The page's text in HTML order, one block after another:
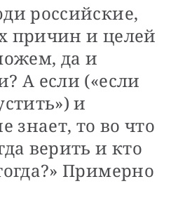
российские,
причин и целей
да и
А если («если
и
знает, то во что
верить и кто
Примерно